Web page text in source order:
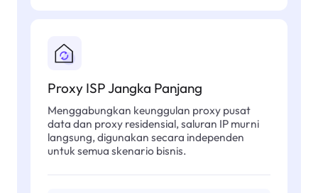
Proxy ISP Jangka Panjang
Menggabungkan keunggulan proxy pusat
data dan proxy residensial, saluran IP murni
langsung, digunakan secara independen
untuk semua skenario bisnis.